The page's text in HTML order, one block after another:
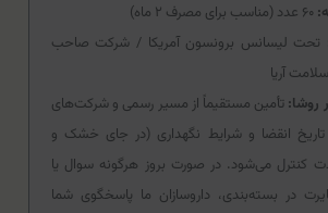
تحت لیسانس برونسون آمریکا / شرکت صاحب
آریا
روشا:تأمین مستقیماً از مسیر رسمی و شرکت‌های
انقضا و شرایط نگهداری (در جای خشک و
کنترل می‌شود. در صورت بروز هرگونه سوال یا
در بسته‌بندی، داروسازان ما پاسخگوی شما